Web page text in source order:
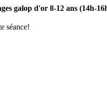
galop d'or 8-12 ans (14h-
séance!